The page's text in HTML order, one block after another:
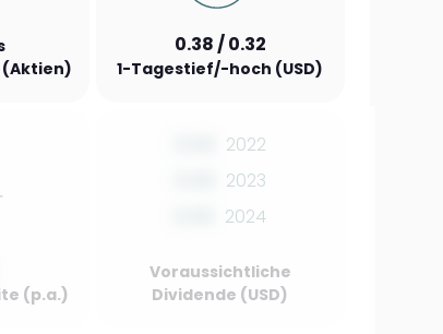
(Aktien)
0.38 / 0.32
1-Tagestief/-hoch (USD)
(p.a.)
2022
2023
2024
Voraussichtliche
Dividende (USD)